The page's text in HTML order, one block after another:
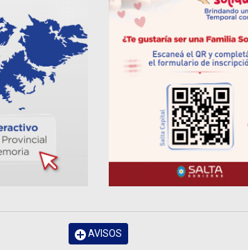
AVISOS